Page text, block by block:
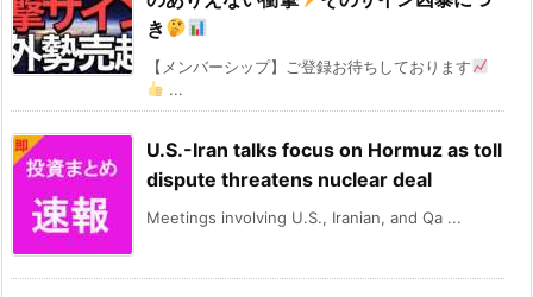
き
【メンバーシップ】ご登録お待ちしております
...
U.S.-Iran talks focus on Hormuz as toll
dispute threatens nuclear deal
Meetings involving U.S., Iranian, and Qa ...